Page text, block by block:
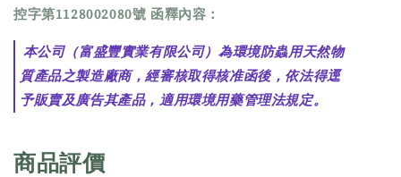
控字第1128002080號 函釋內容：
本公司（富盛豐實業有限公司）為環境防蟲用天然物
質產品之製造廠商，經審核取得核准函後，依法得逕
予販賣及廣告其產品，適用環境用藥管理法規定。
商品評價